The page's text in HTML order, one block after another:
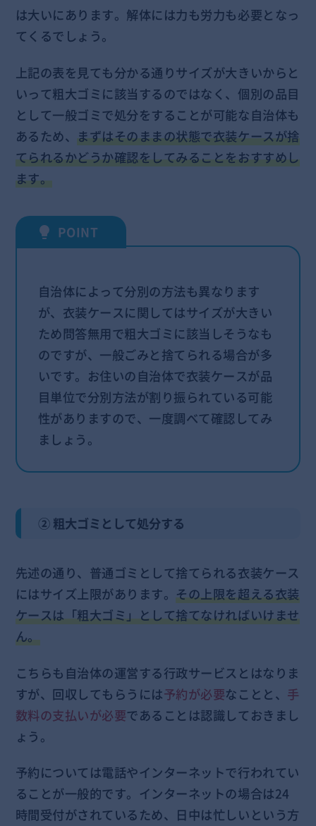
は大いにあります。解体には力も労力も必要となっ
てくるでしょう。
上記の表を見ても分かる通りサイズが大きいからと
いって粗大ゴミに該当するのではなく、個別の品目
として一般ゴミで処分をすることが可能な自治体も
あるため、まずはそのままの状態で衣装ケースが捨
てられるかどうか確認をしてみることをおすすめし
ます。
自治体によって分別の方法も異なります
が、衣装ケースに関してはサイズが大きい
ため問答無用で粗大ゴミに該当しそうなも
のですが、一般ごみと捨てられる場合が多
いです。お住いの自治体で衣装ケースが品
目単位で分別方法が割り振られている可能
性がありますので、一度調べて確認してみ
ましょう。
② 粗大ゴミとして処分する
先述の通り、普通ゴミとして捨てられる衣装ケース
にはサイズ上限があります。その上限を超える衣装
ケースは「粗大ゴミ」として捨てなければいけませ
ん。
こちらも自治体の運営する行政サービスとはなりま
すが、回収してもらうには予約が必要なことと、 手
数料の支払いが必要であることは認識しておきまし
ょう。
予約については電話やインターネットで行われてい
ることが一般的です。インターネットの場合は24
時間受付がされているため、日中は忙しいという方